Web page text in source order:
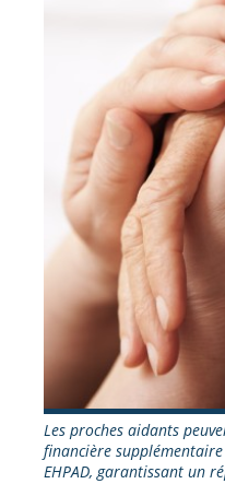
Les proches aidants
financière
EHPAD, garantissant un